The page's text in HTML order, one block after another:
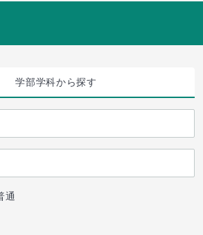
学部学科から探す
通